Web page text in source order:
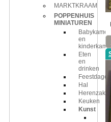
MARKTKRAAM
POPPENHUIS
MINIATUREN
Babykamer
en
Eten
en
drinken
Feestdagen
Hal
Herenzaken
Keuken
Kunst